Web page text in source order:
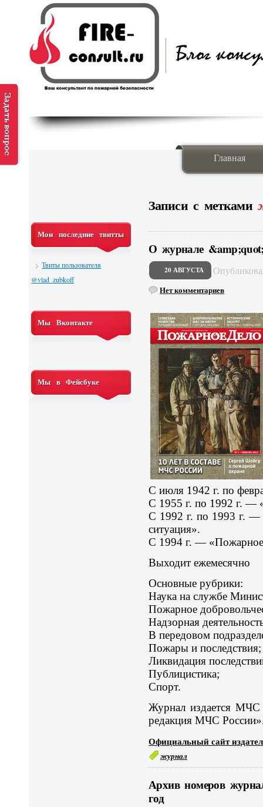
Главная
Записи с метками
О журнале
20 АВГУСТА
Нет комментариев
С июля 1942 г. по
С 1955 г. по 1992 г. —
С 1992 г. по 1993 г. —
ситуация».
С 1994 г. —
Выходит ежемесячно
Основные рубрики:
Наука на службе
Пожарное
Надзорная
В передовом
Пожары и последствия;
Ликвидация
Публицистика;
Спорт.
Журнал издается
редакция МЧС
Официальный сайт
журнал
Архив номеров
год
Мои последние твитты
Твиты пользователя
@vlad_zubkoff
Мы Вконтакте
Мы в Фейсбуке